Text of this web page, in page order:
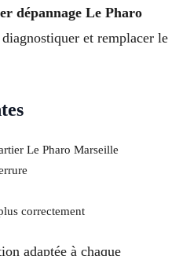
dépannage Le Pharo
et remplacer le
Le Pharo Marseille
correctement
adaptée à chaque